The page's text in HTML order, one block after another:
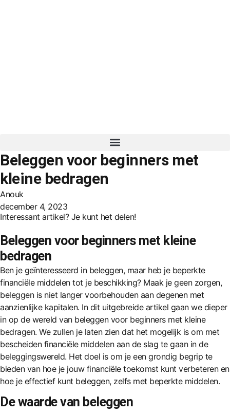
Beleggen voor beginners met
kleine bedragen
Anouk
december 4, 2023
Interessant artikel? Je kunt het delen!
Beleggen voor beginners met kleine
bedragen
Ben je geïnteresseerd in beleggen, maar heb je beperkte
financiële middelen tot je beschikking? Maak je geen zorgen,
beleggen is niet langer voorbehouden aan degenen met
aanzienlijke kapitalen. In dit uitgebreide artikel gaan we dieper
in op de wereld van beleggen voor beginners met kleine
bedragen. We zullen je laten zien dat het mogelijk is om met
bescheiden financiële middelen aan de slag te gaan in de
beleggingswereld. Het doel is om je een grondig begrip te
bieden van hoe je jouw financiële toekomst kunt verbeteren en
hoe je effectief kunt beleggen, zelfs met beperkte middelen.
De waarde van beleggen